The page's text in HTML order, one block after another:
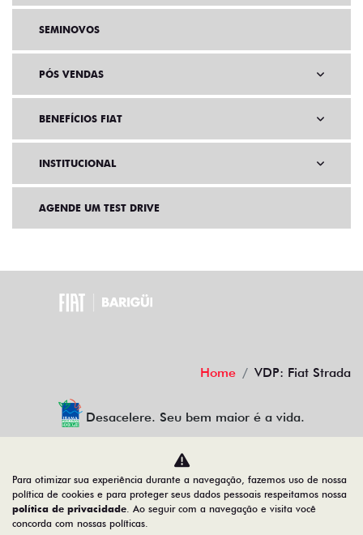
SEMINOVOS
PÓS VENDAS
BENEFÍCIOS FIAT
INSTITUCIONAL
AGENDE UM TEST DRIVE
Home VDP: Fiat Strada
Desacelere. Seu bem maior é a vida.
BARIGUI VEICULOS LTDA
79.763.884/0007-81
Para otimizar sua experiência durante a navegação, fazemos uso de nossa
política de cookies e para proteger seus dados pessoais respeitamos nossa
política de privacidade. Ao seguir com a navegação e visita você
concorda com nossas políticas.